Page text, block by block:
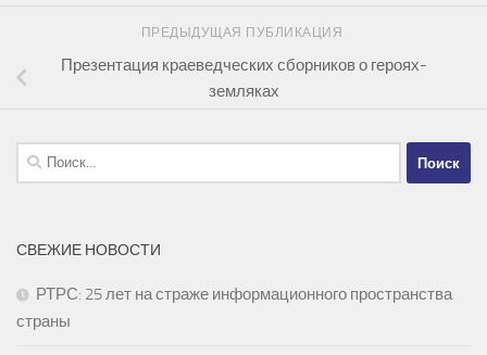
ПРЕДЫДУЩАЯ ПУБЛИКАЦИЯ
Презентация краеведческих сборников о героях-
земляках
Найти:
СВЕЖИЕ НОВОСТИ
РТРС: 25 лет на страже информационного пространства
страны